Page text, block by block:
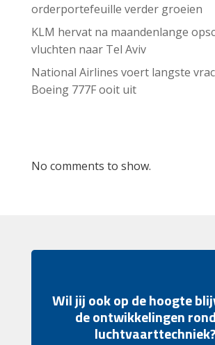
orderportefeuille verder groeien
KLM hervat na maandenlange
vluchten naar Tel Aviv
National Airlines voert langste
Boeing 777F ooit uit
No comments to show.
Wil jij ook op de hoogte
de ontwikkelingen
luchtvaarttechniek?